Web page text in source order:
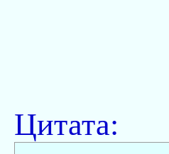
Цитата: